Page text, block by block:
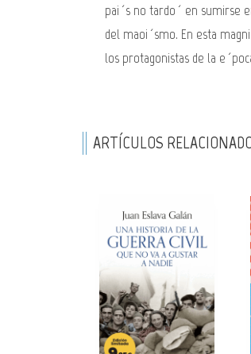
pai´s no tardo´ en sumirse
del maoi´smo. En esta
los protagonistas de la
ARTÍCULOS